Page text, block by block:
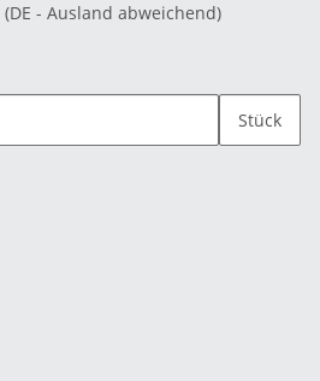
(DE - Ausland abweichend)
Stück